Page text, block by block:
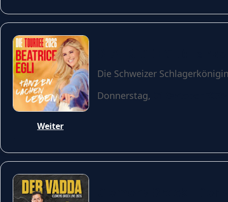
Die Schweizer
Donnerstag,
Weiter